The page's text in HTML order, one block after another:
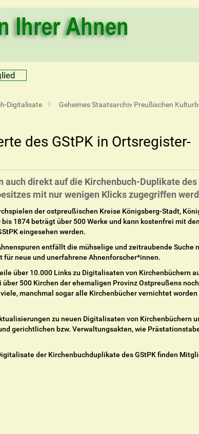
Digitalisate
Geheimes Staatsarchiv Preußischen
des GStPK in Ortsregister-
auch direkt auf die Kirchenbuch-Duplikate des
mit nur wenigen Klicks zugegriffen
der ostpreußischen Kreise Königsberg-Stadt,
1874 beträgt über 500 Werke und kann kostenfrei mit
eingesehen werden.
entfällt die mühselige und zeitraubende Suche
neue und unerfahrene Ahnenforscher*innen.
über 10.000 Links zu Digitalisaten von Kirchenbüchern
500 Kirchen der ehemaligen Provinz Ostpreußens
manchmal sogar alle Kirchenbücher vernichtet worden
zu neuen Digitalisaten von Kirchenbüchern
gerichtlichen bzw. Verwaltungsakten, wie
der Kirchenbuchduplikate des GStPK finden